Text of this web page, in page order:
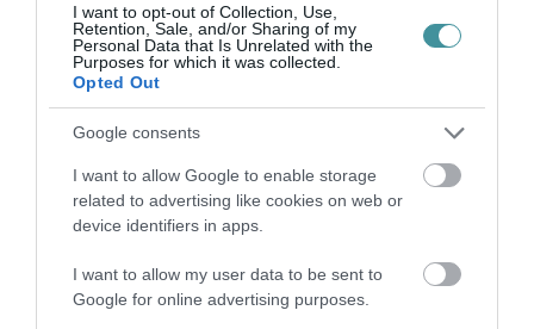
I want to opt-out of Collection, Use,
Retention, Sale, and/or Sharing of my
Personal Data that Is Unrelated with the
Purposes for which it was collected.
Opted Out
Google consents
I want to allow Google to enable storage
related to advertising like cookies on web or
device identifiers in apps.
I want to allow my user data to be sent to
Google for online advertising purposes.
Nem maradhat március 15-i ünnepség lengyel vendégek nélkül,
ám idén nem a Fidesz gyűlésére érkeztek dwa bratankik, hanem
az ellenzék gyűlésére, ugyanis az Európai Néppárt elnöke, a
lengyel polit...
BÉKEFENNTARTÓ CSAPATOKAT UKRAJNÁBA!
2022. március 16 |Mindenki ügye
A lengyel miniszterelnök-helyettes, Jarosław Kaczyński ukrajnai
Telex. A cikk szerint erről azután beszélt, hogy a lengyel, a ...